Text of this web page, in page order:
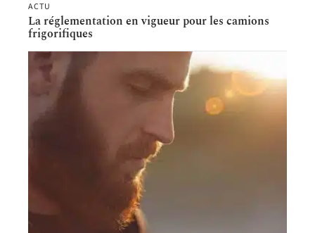
ACTU
La réglementation en vigueur pour les camions
frigorifiques